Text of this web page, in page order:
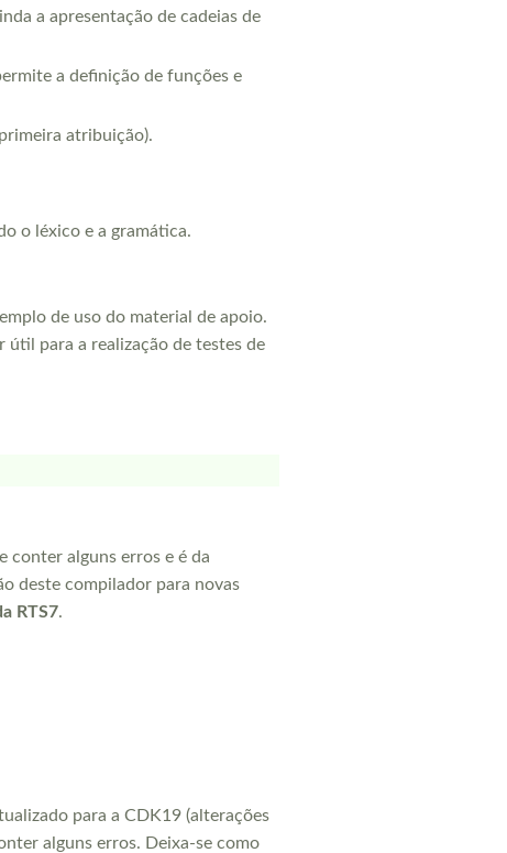
a apresentação de cadeias de
a definição de funções e
atribuição).
o léxico e a gramática.
de uso do material de apoio.
útil para a realização de testes de
conter alguns erros e é da
deste compilador para novas
RTS7.
para a CDK19 (alterações
alguns erros. Deixa-se como